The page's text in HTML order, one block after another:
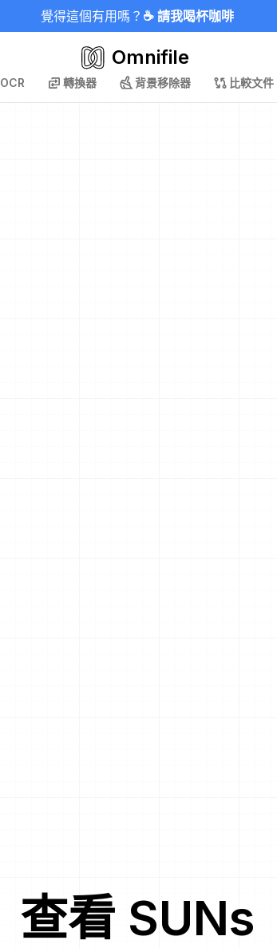
覺得這個有用嗎？ ☕ 請我喝杯咖啡
Omnifile
OCR 轉換器 背景移除器 比較文件
查看 SUNs